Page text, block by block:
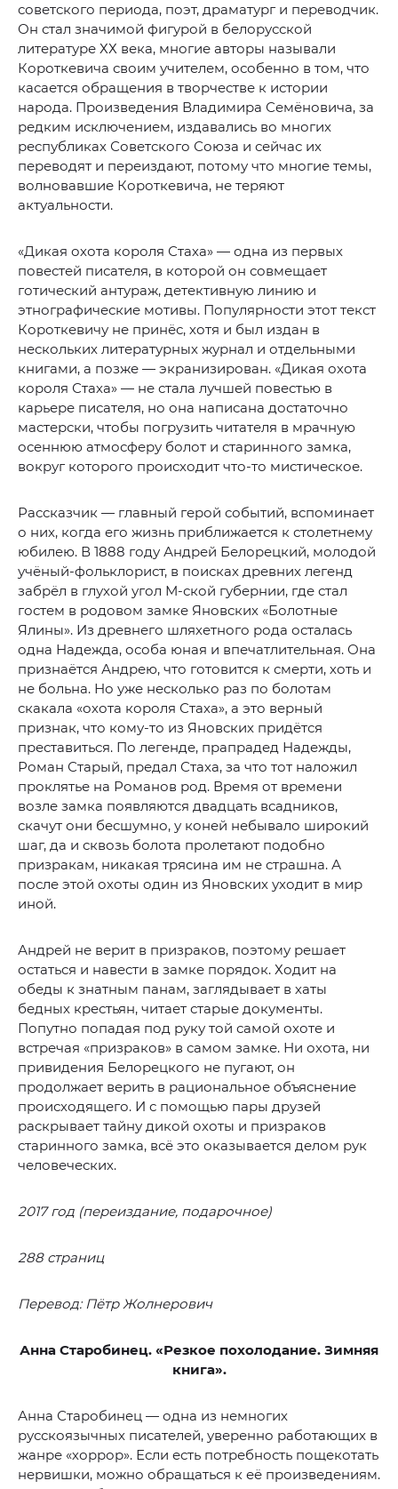
советского периода, поэт, драматург и переводчик.
Он стал значимой фигурой в белорусской
литературе ХХ века, многие авторы называли
Короткевича своим учителем, особенно в том, что
касается обращения в творчестве к истории
народа. Произведения Владимира Семёновича, за
редким исключением, издавались во многих
республиках Советского Союза и сейчас их
переводят и переиздают, потому что многие темы,
волновавшие Короткевича, не теряют
актуальности.
«Дикая охота короля Стаха» — одна из первых
повестей писателя, в которой он совмещает
готический антураж, детективную линию и
этнографические мотивы. Популярности этот текст
Короткевичу не принёс, хотя и был издан в
нескольких литературных журнал и отдельными
книгами, а позже — экранизирован. «Дикая охота
короля Стаха» — не стала лучшей повестью в
карьере писателя, но она написана достаточно
мастерски, чтобы погрузить читателя в мрачную
осеннюю атмосферу болот и старинного замка,
вокруг которого происходит что-то мистическое.
Рассказчик — главный герой событий, вспоминает
о них, когда его жизнь приближается к столетнему
юбилею. В 1888 году Андрей Белорецкий, молодой
учёный-фольклорист, в поисках древних легенд
забрёл в глухой угол М-ской губернии, где стал
гостем в родовом замке Яновских «Болотные
Ялины». Из древнего шляхетного рода осталась
одна Надежда, особа юная и впечатлительная. Она
признаётся Андрею, что готовится к смерти, хоть и
не больна. Но уже несколько раз по болотам
скакала «охота короля Стаха», а это верный
признак, что кому-то из Яновских придётся
преставиться. По легенде, прапрадед Надежды,
Роман Старый, предал Стаха, за что тот наложил
проклятье на Романов род. Время от времени
возле замка появляются двадцать всадников,
скачут они бесшумно, у коней небывало широкий
шаг, да и сквозь болота пролетают подобно
призракам, никакая трясина им не страшна. А
после этой охоты один из Яновских уходит в мир
иной.
Андрей не верит в призраков, поэтому решает
остаться и навести в замке порядок. Ходит на
обеды к знатным панам, заглядывает в хаты
бедных крестьян, читает старые документы.
Попутно попадая под руку той самой охоте и
встречая «призраков» в самом замке. Ни охота, ни
привидения Белорецкого не пугают, он
продолжает верить в рациональное объяснение
происходящего. И с помощью пары друзей
раскрывает тайну дикой охоты и призраков
старинного замка, всё это оказывается делом рук
человеческих.
2017 год (переиздание, подарочное)
288 страниц
Перевод: Пётр Жолнерович
Анна Старобинец. «Резкое похолодание. Зимняя
книга».
Анна Старобинец — одна из немногих
русскоязычных писателей, уверенно работающих в
жанре «хоррор». Если есть потребность пощекотать
нервишки, можно обращаться к её произведениям.